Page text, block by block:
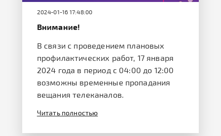
2024-01-16 17:48:00
Внимание!
В связи с проведением плановых
профилактических работ, 17 января
2024 года в период с 04:00 до 12:00
возможны временные пропадания
вещания телеканалов.
Читать полностью